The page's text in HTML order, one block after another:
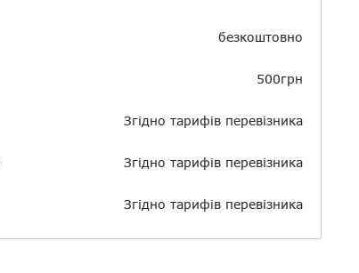
безкоштовно
500грн
Згідно тарифів перевізника
Згідно тарифів перевізника
Згідно тарифів перевізника